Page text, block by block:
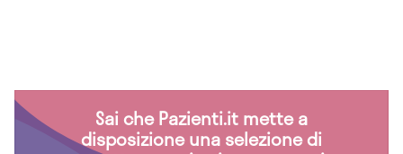
Sai che Pazienti.it mette a
disposizione una selezione di